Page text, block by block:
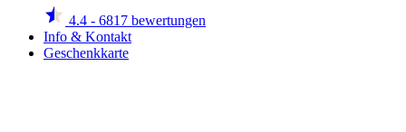
4.4 - 6817 bewertungen
Info & Kontakt
Geschenkkarte